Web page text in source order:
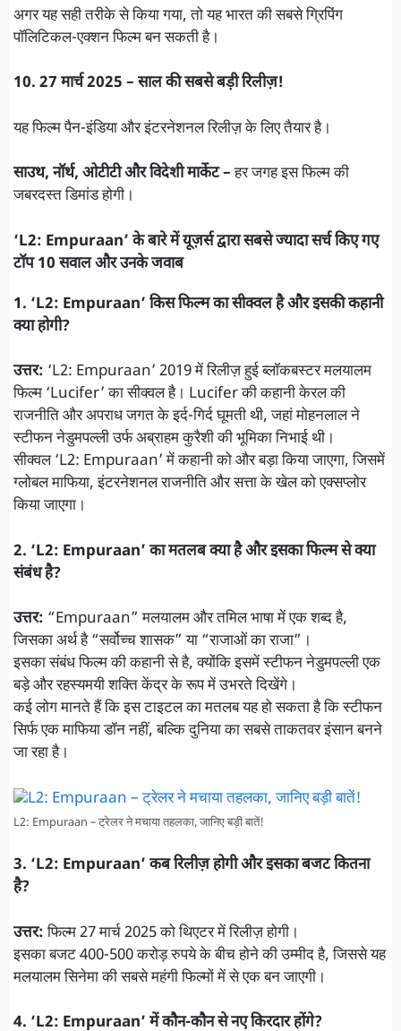
अगर यह सही तरीके से किया गया, तो यह भारत की सबसे ग्रिपिंग
पॉलिटिकल-एक्शन फिल्म बन सकती है।
10. 27 मार्च 2025 – साल की सबसे बड़ी रिलीज़!
यह फिल्म पैन-इंडिया और इंटरनेशनल रिलीज़ के लिए तैयार है।
साउथ, नॉर्थ, ओटीटी और विदेशी मार्केट –हर जगह इस फिल्म की
जबरदस्त डिमांड होगी।
‘L2: Empuraan’ के बारे में यूज़र्स द्वारा सबसे ज्यादा सर्च किए गए
टॉप 10 सवाल और उनके जवाब
1. ‘L2: Empuraan’ किस फिल्म का सीक्वल है और इसकी कहानी
क्या होगी?
उत्तर: ‘L2: Empuraan’ 2019 में रिलीज़ हुई ब्लॉकबस्टर मलयालम
फिल्म ‘Lucifer’ का सीक्वल है। Lucifer की कहानी केरल की
राजनीति और अपराध जगत के इर्द-गिर्द घूमती थी, जहां मोहनलाल ने
स्टीफन नेडुमपल्ली उर्फ अब्राहम कुरैशी की भूमिका निभाई थी।
सीक्वल ‘L2: Empuraan’ में कहानी को और बड़ा किया जाएगा, जिसमें
ग्लोबल माफिया, इंटरनेशनल राजनीति और सत्ता के खेल को एक्सप्लोर
किया जाएगा।
2. ‘L2: Empuraan’ का मतलब क्या है और इसका फिल्म से क्या
संबंध है?
उत्तर: “Empuraan” मलयालम और तमिल भाषा में एक शब्द है,
जिसका अर्थ है “सर्वोच्च शासक” या “राजाओं का राजा”।
इसका संबंध फिल्म की कहानी से है, क्योंकि इसमें स्टीफन नेडुमपल्ली एक
बड़े और रहस्यमयी शक्ति केंद्र के रूप में उभरते दिखेंगे।
कई लोग मानते हैं कि इस टाइटल का मतलब यह हो सकता है कि स्टीफन
सिर्फ एक माफिया डॉन नहीं, बल्कि दुनिया का सबसे ताकतवर इंसान बनने
जा रहा है।
L2: Empuraan – ट्रेलर ने मचाया तहलका, जानिए बड़ी बातें!
3. ‘L2: Empuraan’ कब रिलीज़ होगी और इसका बजट कितना
है?
उत्तर:फिल्म 27 मार्च 2025 को थिएटर में रिलीज़ होगी।
इसका बजट 400-500 करोड़ रुपये के बीच होने की उम्मीद है, जिससे यह
मलयालम सिनेमा की सबसे महंगी फिल्मों में से एक बन जाएगी।
4. ‘L2: Empuraan’ में कौन-कौन से नए किरदार होंगे?